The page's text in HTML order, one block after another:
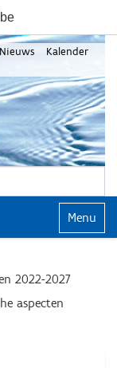
Nieuws
Kalender
Klap
2022-2027
aspecten